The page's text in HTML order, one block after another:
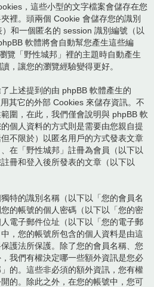
，這些小型的文字檔案會儲存在您
裡。頭兩個 Cookie 會儲存您的識別
和一個匿名的 session 識別編號（以
軟體將會自動幫您產生這些編
覽「野性城邦」裡的主題時自動產生
，讓您的瀏覽經驗變得更好。
上述提到的由 phpBB 軟體產生的
其它的外部 Cookies 來儲存資訊。不
圍，在此，我們僅會說明與 phpBB 軟
個人資料的方式則是需要由您親自提
不限於）以匿名用戶的方式發表文章
在「野性城邦」註冊為會員（以下以
冊和登入後所發表的文章（以下以
特的識別名稱（以下以「您的會員名
的帳號的個人密碼（以下以「您的密
電子郵件位址（以下以「您的電子郵
，您的帳號所包含的個人資料是由這
護法所保護。除了您的會員名稱、您
我們有權決定哪一些額外資訊是您必
的。這些非必須的額外資訊，您有權
的。除此之外，在您的帳號中，您可